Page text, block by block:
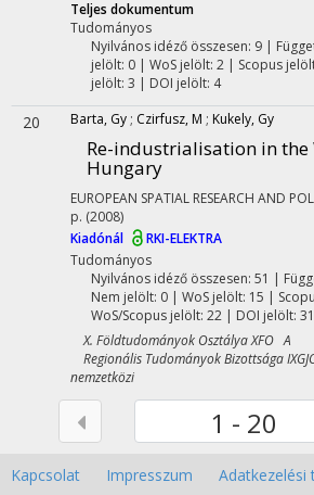
Teljes dokumentum
Tudományos
Nyilvános idéző összesen: 9|
jelölt: 0 | WoS jelölt: 2 | Scopus
jelölt: 3 | DOI jelölt: 4
20 Barta, Gy ; Czirfusz, M ; Kukely, Gy
Re-industrialisation in
Hungary
EUROPEAN SPATIAL RESEARCH AND
p. (2008)
Kiadónál
RKI-ELEKTRA
Tudományos
Nyilvános idéző összesen: 51 |
Nem jelölt: 0 | WoS jelölt: 15 |
WoS/Scopus jelölt: 22 | DOI jelölt: 31
X. Földtudományok Osztálya XFO A
Regionális Tudományok Bizottsága
nemzetközi
1 - 20
Kapcsolat Impresszum